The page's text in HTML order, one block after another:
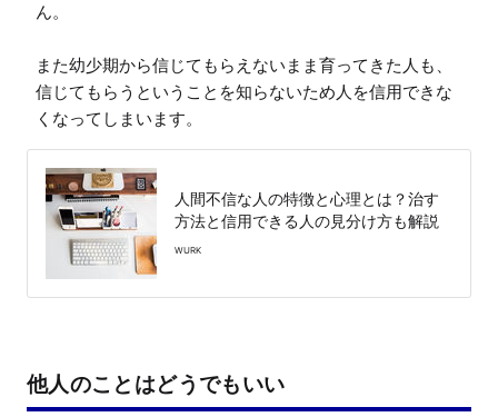
ん。
また幼少期から信じてもらえないまま育ってきた人も、
信じてもらうということを知らないため人を信用できな
くなってしまいます。
人間不信な人の特徴と心理とは？治す
方法と信用できる人の見分け方も解説
WURK
他人のことはどうでもいい